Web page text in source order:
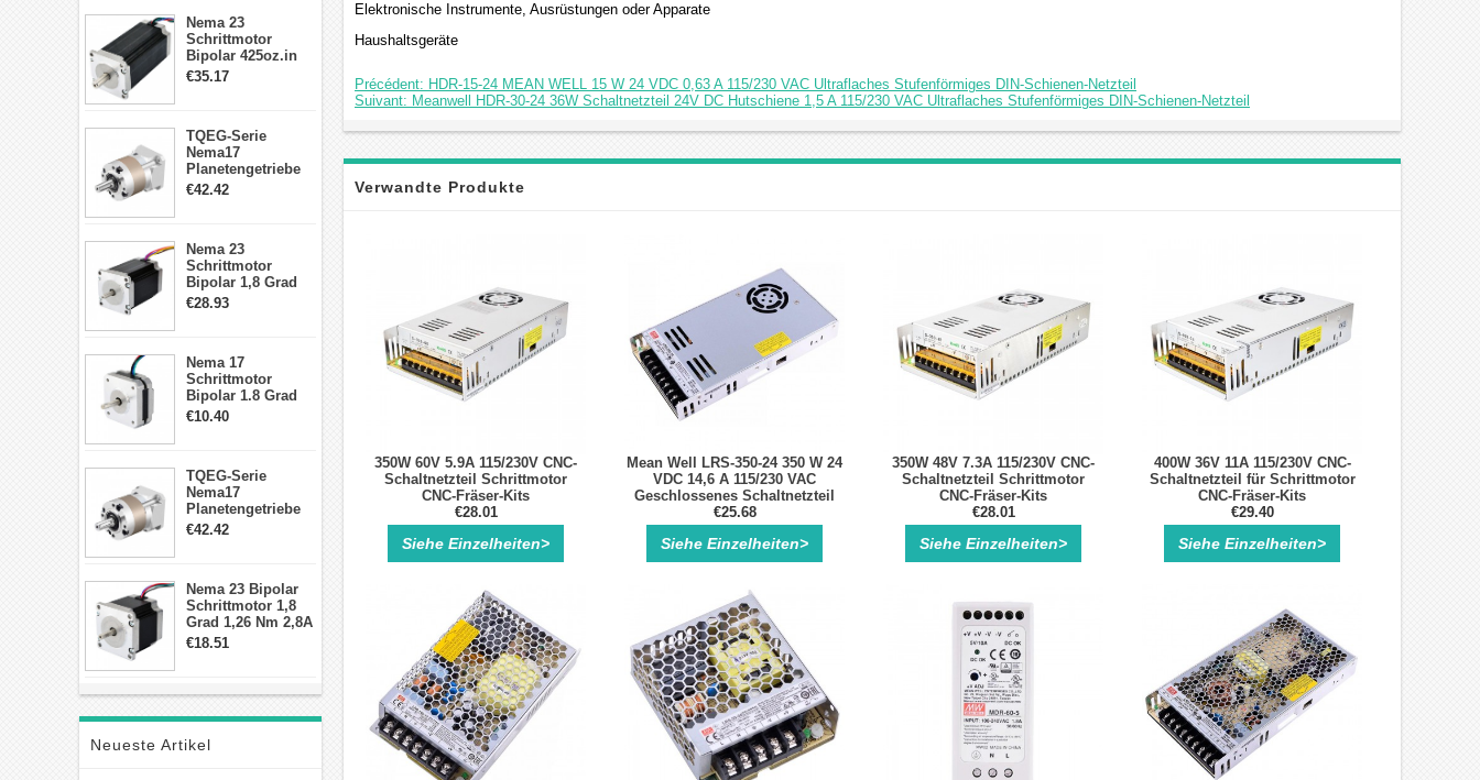
Nema 23
Schrittmotor
Bipolar 425oz.in
4.2A 57x57x114mm
€35.17
TQEG-Serie
Nema17
Planetengetriebe
5:1 Spiel 15Arc-
€42.42
Nema 23
Schrittmotor
Bipolar 1,8 Grad
2,83Nm 4 A 2,26V
€28.93
Nema 17
Schrittmotor
Bipolar 1.8 Grad
8.7Ncm 1A 3.5V 4
€10.40
TQEG-Serie
Nema17
Planetengetriebe
10:1 Spiel 15Arc-
€42.42
Nema 23 Bipolar
Schrittmotor 1,8
Grad 1,26 Nm 2,8A
2,5V 4 Drähte
€18.51
Neueste Artikel
Elektronische Instrumente, Ausrüstungen oder Apparate
Haushaltsgeräte
Précédent: HDR-15-24 MEAN WELL 15 W 24 VDC 0,63 A 115/230 VAC Ultraflaches Stufenförmiges DIN-Schienen-Netzteil
Suivant: Meanwell HDR-30-24 36W Schaltnetzteil 24V DC Hutschiene 1,5 A 115/230 VAC Ultraflaches Stufenförmiges DIN-Schienen-Netzteil
Verwandte Produkte
350W 60V 5.9A 115/230V CNC-
Schaltnetzteil Schrittmotor
CNC-Fräser-Kits
€28.01
Siehe Einzelheiten>
Mean Well LRS-350-24 350 W 24
VDC 14,6 A 115/230 VAC
Geschlossenes Schaltnetzteil
€25.68
Siehe Einzelheiten>
350W 48V 7.3A 115/230V CNC-
Schaltnetzteil Schrittmotor
CNC-Fräser-Kits
€28.01
Siehe Einzelheiten>
400W 36V 11A 115/230V CNC-
Schaltnetzteil für Schrittmotor
CNC-Fräser-Kits
€29.40
Siehe Einzelheiten>